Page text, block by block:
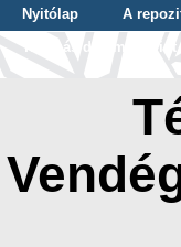
Nyitólap A
Tallózás dátum szerint